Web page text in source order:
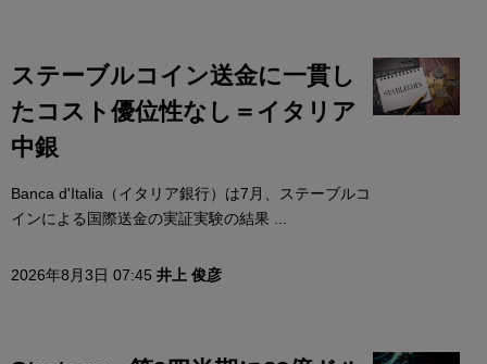
ステーブルコイン送金に一貫し
たコスト優位性なし＝イタリア
中銀
Banca d'Italia（イタリア銀行）は7月、ステーブルコ
インによる国際送金の実証実験の結果 ...
2026年8月3日 07:45 井上 俊彦